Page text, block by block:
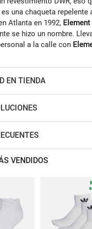
una chaqueta repelente
Atlanta en 1992, Element
se hizo un nombre.
a la calle con
EN TIENDA
VENDIDOS